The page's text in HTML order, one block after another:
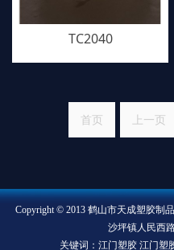
TC2040
首页 上一页
Copyright © 2013 鹤山市天成塑胶制
沙坪镇人民西
关键词：江门塑胶 江门塑